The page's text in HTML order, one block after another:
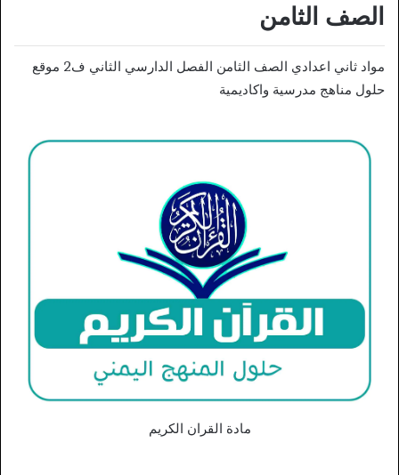
الصف الثامن
مواد ثاني اعدادي الصف الثامن الفصل الدارسي الثاني ف2 موقع
حلول مناهج مدرسية واكاديمية
مادة القران الكريم